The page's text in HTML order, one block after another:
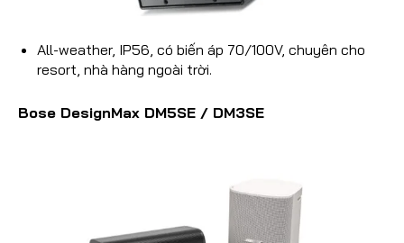
All-weather, IP56, có biến áp 70/100V, chuyên cho
resort, nhà hàng ngoài trời.
Bose DesignMax DM5SE / DM3SE